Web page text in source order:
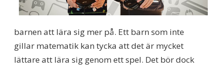
barnen att lära sig mer på. Ett barn som inte
gillar matematik kan tycka att det är mycket
lättare att lära sig genom ett spel. Det bör dock